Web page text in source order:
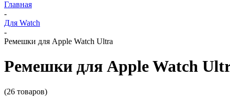
Главная
-
Для Watch
-
Ремешки для Apple Watch Ultra
Ремешки для Apple Watch
(26 товаров)